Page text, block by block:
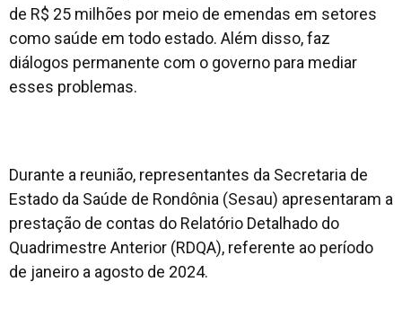
de R$ 25 milhões por meio de emendas em setores
como saúde em todo estado. Além disso, faz
diálogos permanente com o governo para mediar
esses problemas.
Durante a reunião, representantes da Secretaria de
Estado da Saúde de Rondônia (Sesau) apresentaram a
prestação de contas do Relatório Detalhado do
Quadrimestre Anterior (RDQA), referente ao período
de janeiro a agosto de 2024.